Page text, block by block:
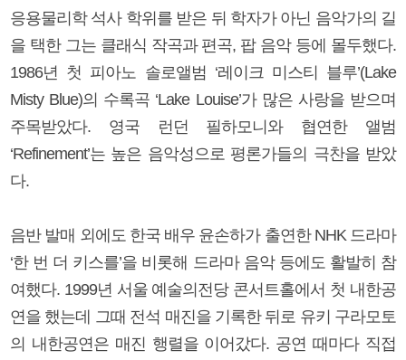
응용물리학 석사 학위를 받은 뒤 학자가 아닌 음악가의 길
을 택한 그는 클래식 작곡과 편곡, 팝 음악 등에 몰두했다.
1986년 첫 피아노 솔로앨범 ‘레이크 미스티 블루’(Lake
Misty Blue)의 수록곡 ‘Lake Louise’가 많은 사랑을 받으며
주목받았다. 영국 런던 필하모니와 협연한 앨범
‘Refinement’는 높은 음악성으로 평론가들의 극찬을 받았
다.
음반 발매 외에도 한국 배우 윤손하가 출연한 NHK 드라마
‘한 번 더 키스를’을 비롯해 드라마 음악 등에도 활발히 참
여했다. 1999년 서울 예술의전당 콘서트홀에서 첫 내한공
연을 했는데 그때 전석 매진을 기록한 뒤로 유키 구라모토
의 내한공연은 매진 행렬을 이어갔다. 공연 때마다 직접